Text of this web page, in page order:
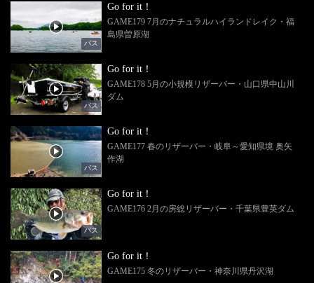
バス
Go for it！
GAME179 7月のナチュラルハイランドレイク・福
島県曽原湖
バス
Go for it！
GAME178 5月の小規模リザーバー・山口県中山川
ダム
バス
Go for it！
GAME177 春のリザーバー・岐阜～愛知県境 奥矢
作湖
バス
Go for it！
GAME176 2月の房総リザーバー・千葉県豊英ダム
Go for it！
GAME175 冬のリザーバー・神奈川県丹沢湖